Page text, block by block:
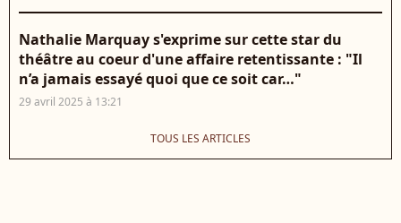
Nathalie Marquay s'exprime sur cette star du
théâtre au coeur d'une affaire retentissante : "Il
n’a jamais essayé quoi que ce soit car…"
29 avril 2025 à 13:21
TOUS LES ARTICLES